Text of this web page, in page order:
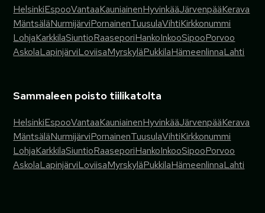
HelsinkiEspooVantaaKauniainenHyvinkääJärvenpääKerava
MäntsäläNurmijärviPornainenTuusulaVihtiKirkkonummi
LohjaKarkkilaSiuntioRaaseporiHankoInkooSipooPorvoo
AskolaLapinjärviLoviisaMyrskyläPukkilaHämeenlinnaLahti
Sammaleen poisto tiilikatolta
HelsinkiEspooVantaaKauniainenHyvinkääJärvenpääKerava
MäntsäläNurmijärviPornainenTuusulaVihtiKirkkonummi
LohjaKarkkilaSiuntioRaaseporiHankoInkooSipooPorvoo
AskolaLapinjärviLoviisaMyrskyläPukkilaHämeenlinnaLahti